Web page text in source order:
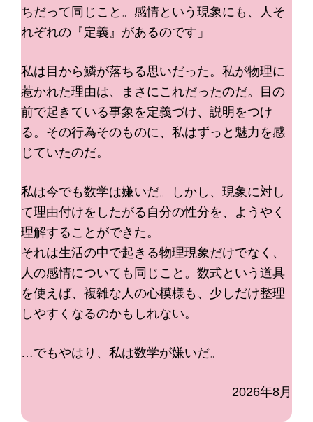
ちだって同じこと。感情という現象にも、人そ
れぞれの『定義』があるのです」
私は目から鱗が落ちる思いだった。私が物理に
惹かれた理由は、まさにこれだったのだ。目の
前で起きている事象を定義づけ、説明をつけ
る。その行為そのものに、私はずっと魅力を感
じていたのだ。
私は今でも数学は嫌いだ。しかし、現象に対し
て理由付けをしたがる自分の性分を、ようやく
理解することができた。
それは生活の中で起きる物理現象だけでなく、
人の感情についても同じこと。数式という道具
を使えば、複雑な人の心模様も、少しだけ整理
しやすくなるのかもしれない。
…でもやはり、私は数学が嫌いだ。
2026年8月